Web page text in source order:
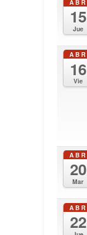
ABR
15
Jue
ABR
16
Vie
ABR
20
Mar
ABR
22